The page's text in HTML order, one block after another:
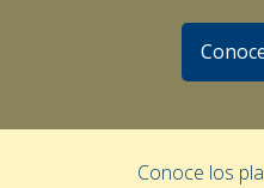
Conoce los